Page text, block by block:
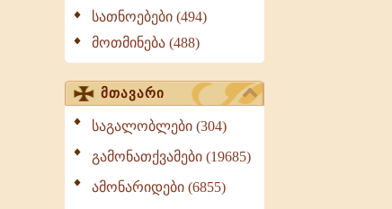
სათნოებები (494)
მოთმინება (488)
მთავარი
საგალობლები (304)
გამონათქვამები (19685)
ამონარიდები (6855)